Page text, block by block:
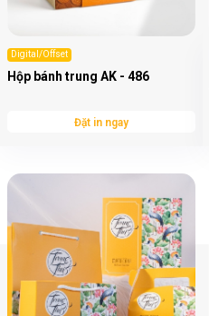
Digital/Offset
Hộp bánh trung AK - 486
Đặt in ngay